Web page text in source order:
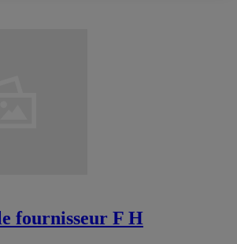
fournisseur F H